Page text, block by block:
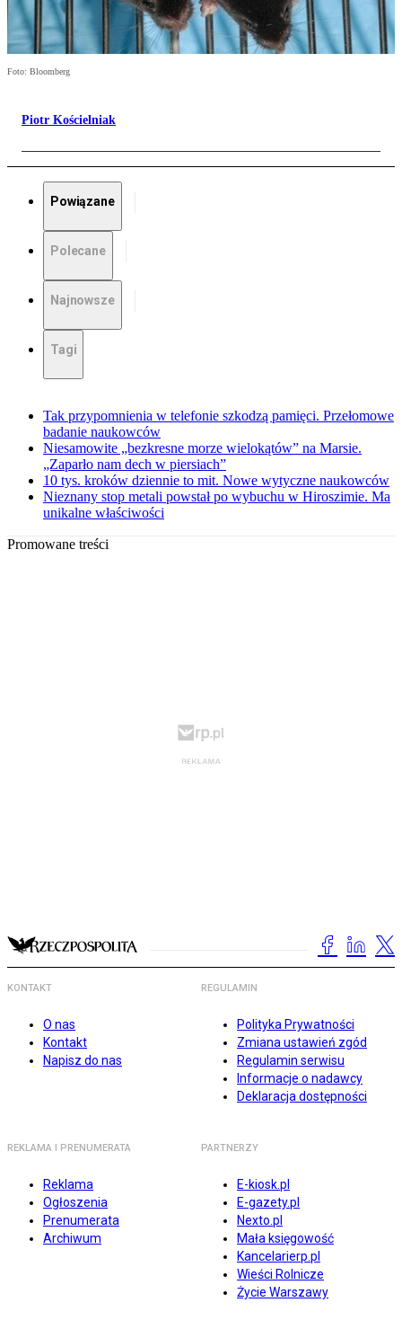
Foto: Bloomberg
Piotr Kościelniak
Powiązane
Polecane
Najnowsze
Tagi
Tak przypomnienia w telefonie szkodzą pamięci. Przełomowe
badanie naukowców
Niesamowite „bezkresne morze wielokątów” na Marsie.
„Zaparło nam dech w piersiach”
10 tys. kroków dziennie to mit. Nowe wytyczne naukowców
Nieznany stop metali powstał po wybuchu w Hiroszimie. Ma
unikalne właściwości
Promowane treści
KONTAKT
O nas
Kontakt
Napisz do nas
REGULAMIN
Polityka Prywatności
Zmiana ustawień zgód
Regulamin serwisu
Informacje o nadawcy
Deklaracja dostępności
REKLAMA I PRENUMERATA
Reklama
Ogłoszenia
Prenumerata
Archiwum
PARTNERZY
E-kiosk.pl
E-gazety.pl
Nexto.pl
Mała księgowość
Kancelarierp.pl
Wieści Rolnicze
Życie Warszawy